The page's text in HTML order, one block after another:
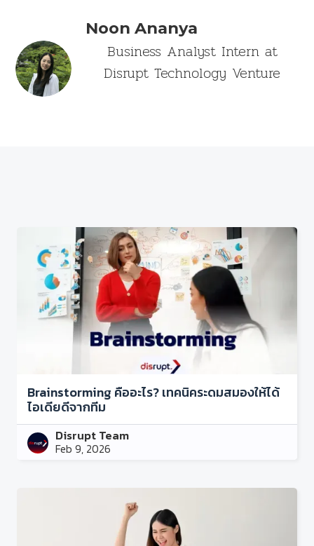
Noon Ananya
Business Analyst Intern at
Disrupt Technology Venture
Brainstorming คืออะไร? เทคนิคระดมสมองให้ได้
ไอเดียดีจากทีม
Disrupt Team
Feb 9, 2026